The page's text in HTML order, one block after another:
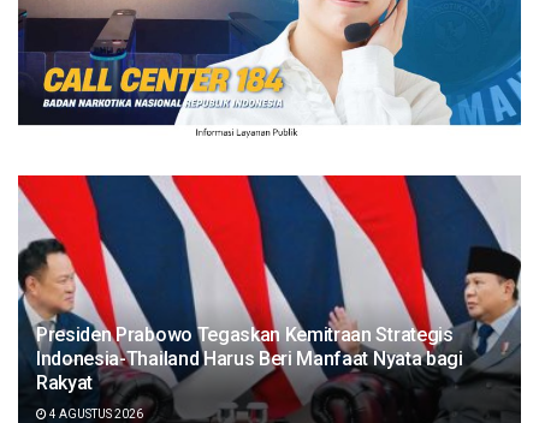
Presiden Prabowo Tegaskan Kemitraan Strategis
Indonesia-Thailand Harus Beri Manfaat Nyata bagi
Rakyat
4 AGUSTUS 2026